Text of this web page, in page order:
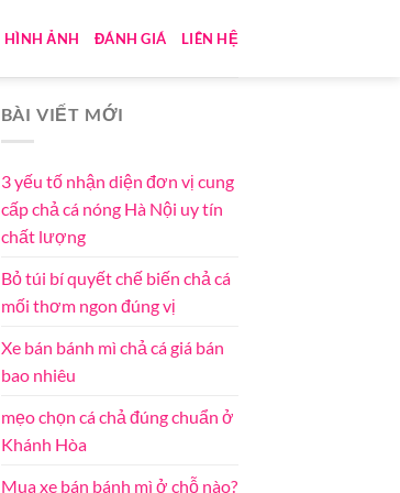
HÌNH ẢNH ĐÁNH GIÁ LIÊN HỆ
BÀI VIẾT MỚI
3 yếu tố nhận diện đơn vị cung
cấp chả cá nóng Hà Nội uy tín
chất lượng
Bỏ túi bí quyết chế biến chả cá
mối thơm ngon đúng vị
Xe bán bánh mì chả cá giá bán
bao nhiêu
mẹo chọn cá chả đúng chuẩn ở
Khánh Hòa
Mua xe bán bánh mì ở chỗ nào?